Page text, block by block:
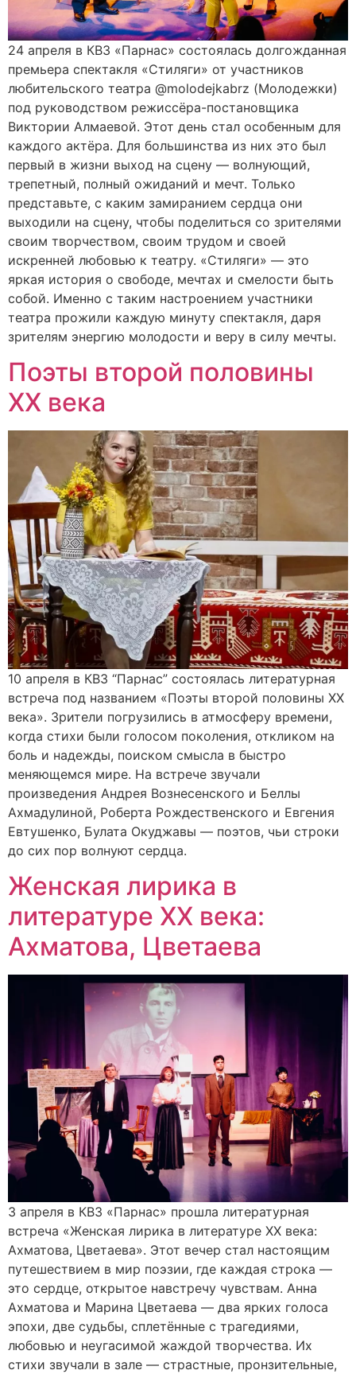
24 апреля в КВЗ «Парнас» состоялась долгожданная
премьера спектакля «Стиляги» от участников
любительского театра @molodejkabrz (Молодежки)
под руководством режиссёра-постановщика
Виктории Алмаевой. Этот день стал особенным для
каждого актёра. Для большинства из них это был
первый в жизни выход на сцену — волнующий,
трепетный, полный ожиданий и мечт. Только
представьте, с каким замиранием сердца они
выходили на сцену, чтобы поделиться со зрителями
своим творчеством, своим трудом и своей
искренней любовью к театру. «Стиляги» — это
яркая история о свободе, мечтах и смелости быть
собой. Именно с таким настроением участники
театра прожили каждую минуту спектакля, даря
зрителям энергию молодости и веру в силу мечты.
Поэты второй половины
ХХ века
10 апреля в КВЗ “Парнас” состоялась литературная
встреча под названием «Поэты второй половины ХХ
века». Зрители погрузились в атмосферу времени,
когда стихи были голосом поколения, откликом на
боль и надежды, поиском смысла в быстро
меняющемся мире. На встрече звучали
произведения Андрея Вознесенского и Беллы
Ахмадулиной, Роберта Рождественского и Евгения
Евтушенко, Булата Окуджавы — поэтов, чьи строки
до сих пор волнуют сердца.
Женская лирика в
литературе XX века:
Ахматова, Цветаева
3 апреля в КВЗ «Парнас» прошла литературная
встреча «Женская лирика в литературе XX века:
Ахматова, Цветаева». Этот вечер стал настоящим
путешествием в мир поэзии, где каждая строка —
это сердце, открытое навстречу чувствам. Анна
Ахматова и Марина Цветаева — два ярких голоса
эпохи, две судьбы, сплетённые с трагедиями,
любовью и неугасимой жаждой творчества. Их
стихи звучали в зале — страстные, пронзительные,